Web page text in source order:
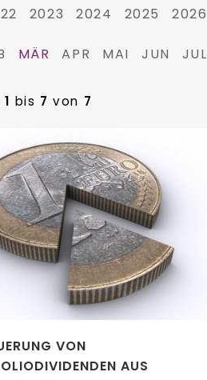
2023 2024 2025 2026
MÄR APR MAI JUN JUL
1 bis 7 von 7
VON
AUS